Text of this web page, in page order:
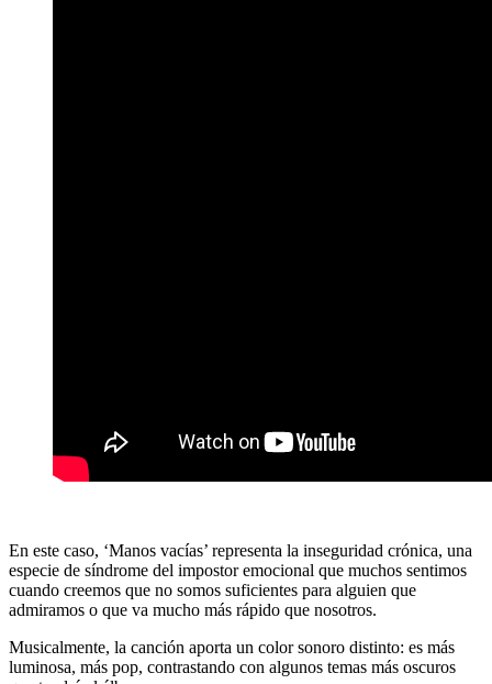
En este caso, ‘Manos vacías’ representa la inseguridad crónica, una
especie de síndrome del impostor emocional que muchos sentimos
cuando creemos que no somos suficientes para alguien que
admiramos o que va mucho más rápido que nosotros.
Musicalmente, la canción aporta un color sonoro distinto: es más
luminosa, más pop, contrastando con algunos temas más oscuros